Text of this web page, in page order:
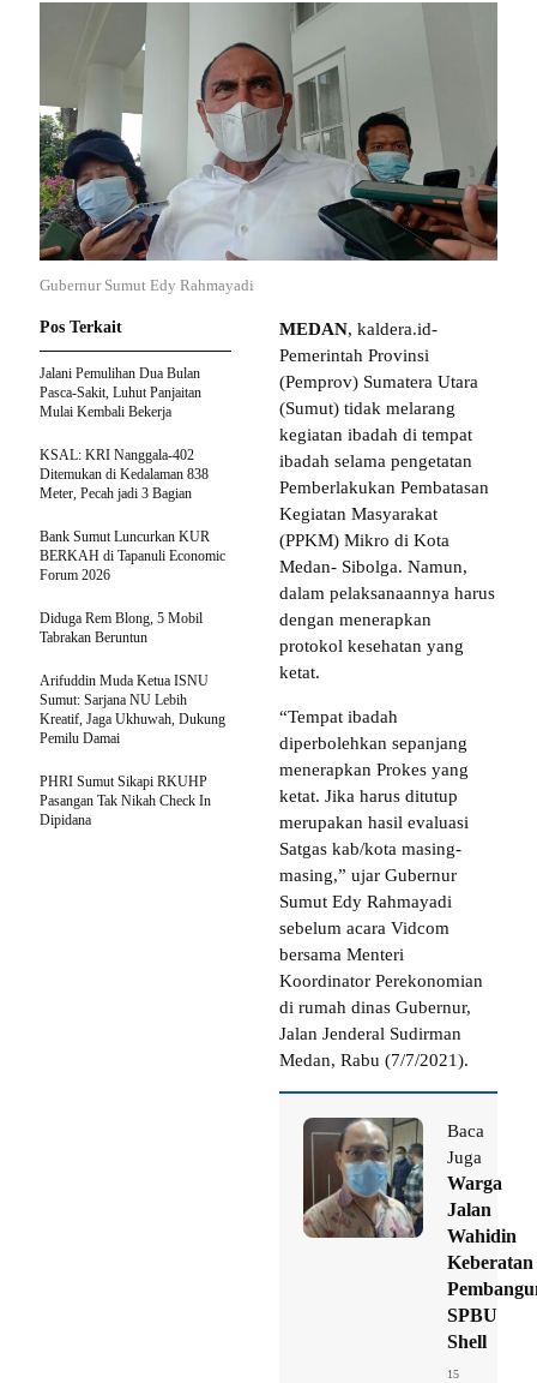
Gubernur Sumut Edy Rahmayadi
MEDAN, kaldera.id-
Pemerintah Provinsi
(Pemprov) Sumatera Utara
(Sumut) tidak melarang
kegiatan ibadah di tempat
ibadah selama pengetatan
Pemberlakukan Pembatasan
Kegiatan Masyarakat
(PPKM) Mikro di Kota
Medan- Sibolga. Namun,
dalam pelaksanaannya harus
dengan menerapkan
protokol kesehatan yang
ketat.
“Tempat ibadah
diperbolehkan sepanjang
menerapkan Prokes yang
ketat. Jika harus ditutup
merupakan hasil evaluasi
Satgas kab/kota masing-
masing,” ujar Gubernur
Sumut Edy Rahmayadi
sebelum acara Vidcom
bersama Menteri
Koordinator Perekonomian
di rumah dinas Gubernur,
Jalan Jenderal Sudirman
Medan, Rabu (7/7/2021).
Baca
Juga
Warga
Jalan
Wahidin
Keberatan
SPBU
Shell
15
Pos Terkait
Jalani Pemulihan Dua Bulan
Pasca-Sakit, Luhut Panjaitan
Mulai Kembali Bekerja
KSAL: KRI Nanggala-402
Ditemukan di Kedalaman 838
Meter, Pecah jadi 3 Bagian
Bank Sumut Luncurkan KUR
BERKAH di Tapanuli Economic
Forum 2026
Diduga Rem Blong, 5 Mobil
Tabrakan Beruntun
Arifuddin Muda Ketua ISNU
Sumut: Sarjana NU Lebih
Kreatif, Jaga Ukhuwah, Dukung
Pemilu Damai
PHRI Sumut Sikapi RKUHP
Pasangan Tak Nikah Check In
Dipidana